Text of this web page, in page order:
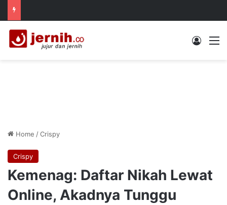
Log In
Home /Crispy
Crispy
Kemenag: Daftar Nikah Lewat
Online, Akadnya Tunggu